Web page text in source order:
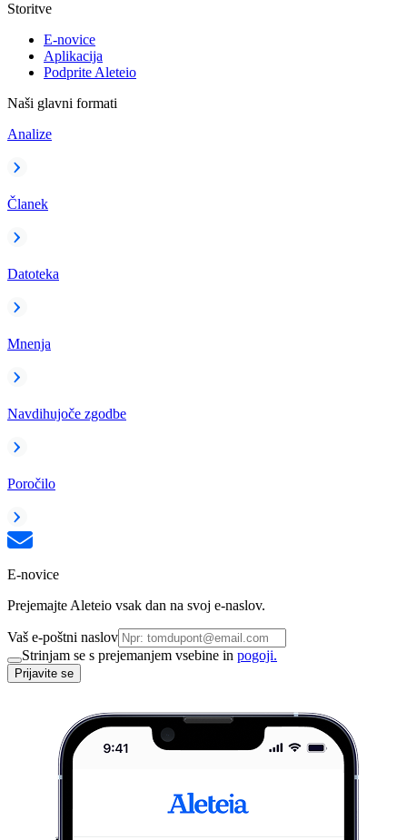
Storitve
E-novice
Aplikacija
Podprite Aleteio
Naši glavni formati
Analize
Članek
Datoteka
Mnenja
Navdihujoče zgodbe
Poročilo
E-novice
Prejemajte Aleteio vsak dan na svoj e-naslov.
Vaš e-poštni naslov
Strinjam se s prejemanjem vsebine in pogoji.
Prijavite se